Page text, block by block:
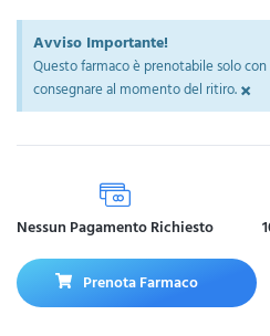
Avviso Importante!
Questo farmaco è prenotabile solo
consegnare al momento del ritiro.×
Nessun Pagamento Richiesto
Prenota Farmaco